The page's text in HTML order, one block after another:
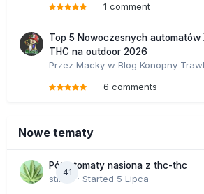
1 comment
Top 5 Nowoczesnych automatów
THC na outdoor 2026
Przez Macky w Blog Konopny
6 comments
Nowe tematy
41
Półautomaty nasiona z thc-thc
stix33 · Started 5 Lipca